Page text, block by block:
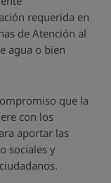
requerida en
de Atención al
agua o bien
que la
con los
aportar las
sociales y